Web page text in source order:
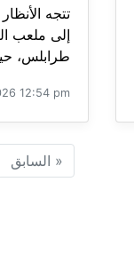
تتجه
إلى ملعب
طرابلس،
12:54 pm
« السابق